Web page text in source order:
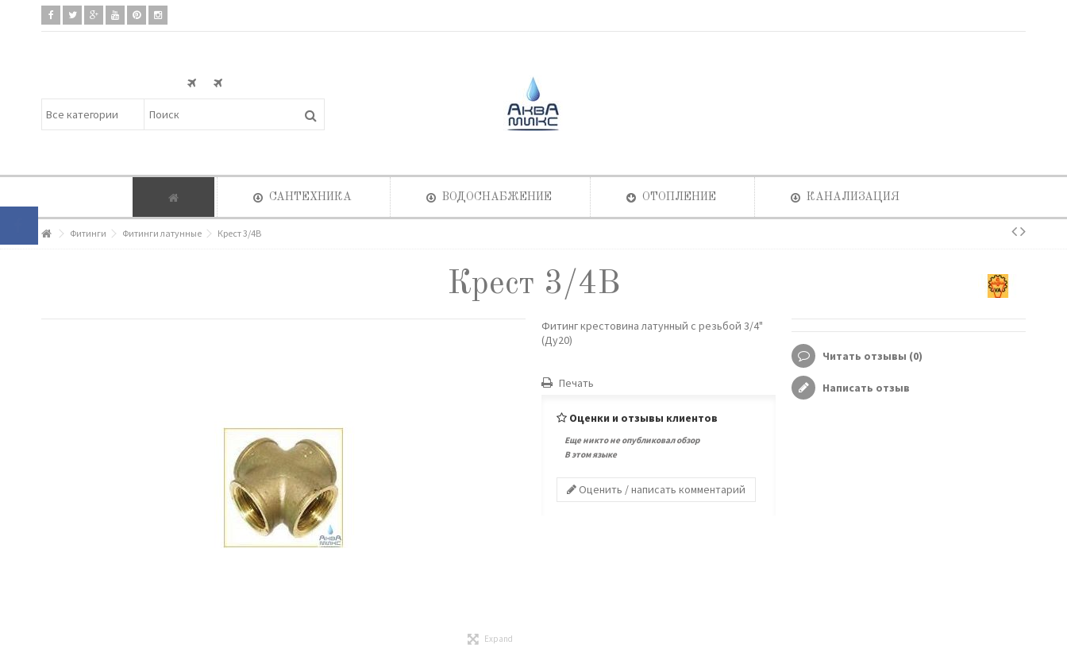
САНТЕХНИКА ВОДОСНАБЖЕНИЕ ОТОПЛЕНИЕ КАНАЛИЗАЦИЯ
Фитинги Фитинги латунные Крест 3/4В
Крест 3/4В
Expand
Фитинг крестовина латунный с резьбой 3/4"
(Ду20)
Печать
Оценки и отзывы клиентов
Еще никто не опубликовал обзор
В этом языке
Оценить / написать комментарий
Читать отзывы (0)
Написать отзыв